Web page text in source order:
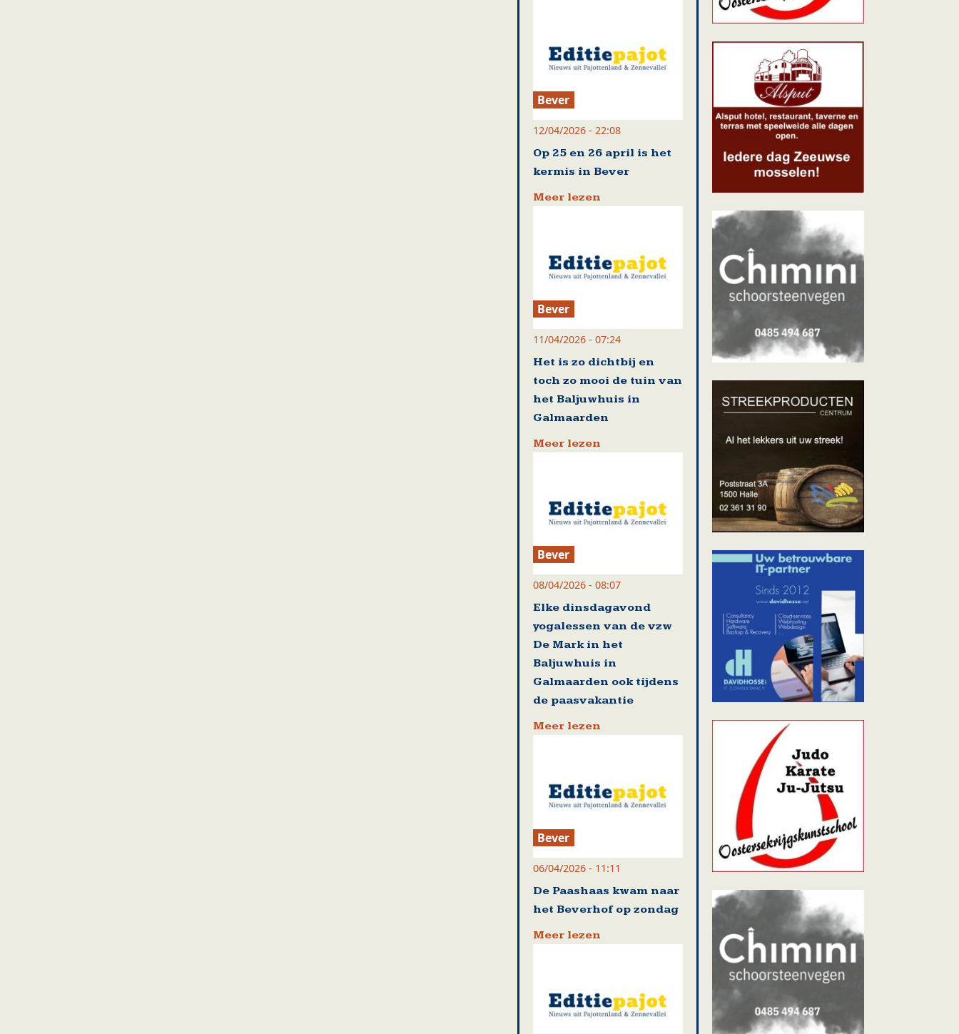
Bever
12/04/2026 - 22:08
Op 25 en 26 april is het
kermis in Bever
Meer lezen
Bever
11/04/2026 - 07:24
Het is zo dichtbij en
toch zo mooi de tuin van
het Baljuwhuis in
Galmaarden
Meer lezen
Bever
08/04/2026 - 08:07
Elke dinsdagavond
yogalessen van de vzw
De Mark in het
Baljuwhuis in
Galmaarden ook tijdens
de paasvakantie
Meer lezen
Bever
06/04/2026 - 11:11
De Paashaas kwam naar
het Beverhof op zondag
Meer lezen